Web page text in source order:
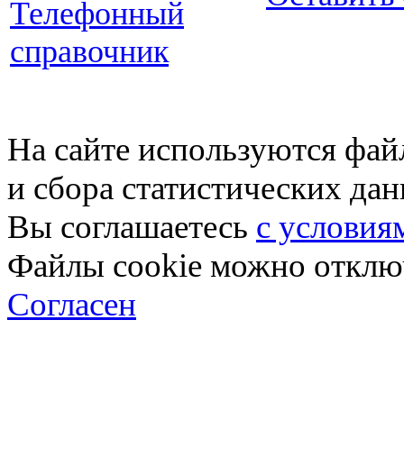
Телефонный
справочник
На сайте используются
и сбора статистических
Вы соглашаетесь с
Файлы cookie можно
Согласен